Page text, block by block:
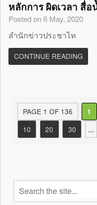
หลักการ ผิดเวลา สื่
Posted on 6 May, 2020
สำนักข่าวประชาไท
CONTINUE READING
PAGE 1 OF 136 1
10 20 30 ...